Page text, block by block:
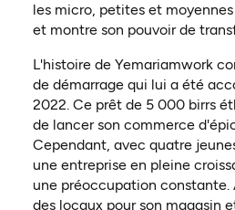
les micro, petites et
et montre son pouvoir de
L'histoire de Yemariamwork
de démarrage qui lui a été
2022. Ce prêt de 5 000 birrs
de lancer son commerce
Cependant, avec quatre
une entreprise en pleine
une préoccupation constante.
des locaux pour son magasin